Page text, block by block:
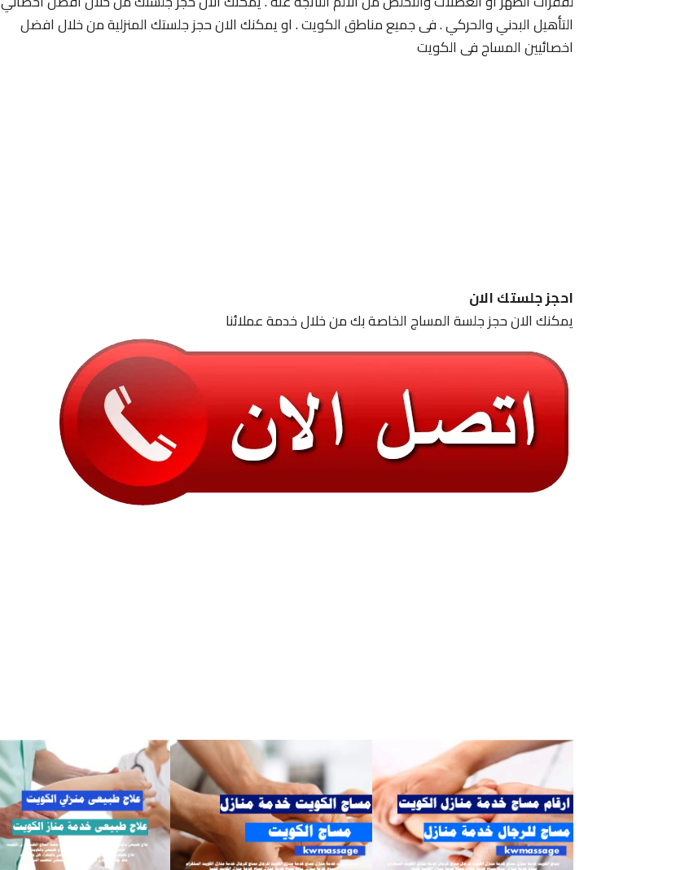
التأهيل البدني والحركي . فى جميع مناطق الكويت . او يمكنك الان حجز جلستك المنزلية من خلال افضل
اخصائيين المساج فى الكويت
احجز جلستك الان
يمكنك الان حجز جلسة المساج الخاصة بك من خلال خدمة عملائنا